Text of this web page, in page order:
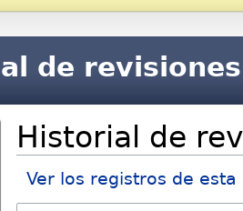
de
Historial de
Ver los registros de esta